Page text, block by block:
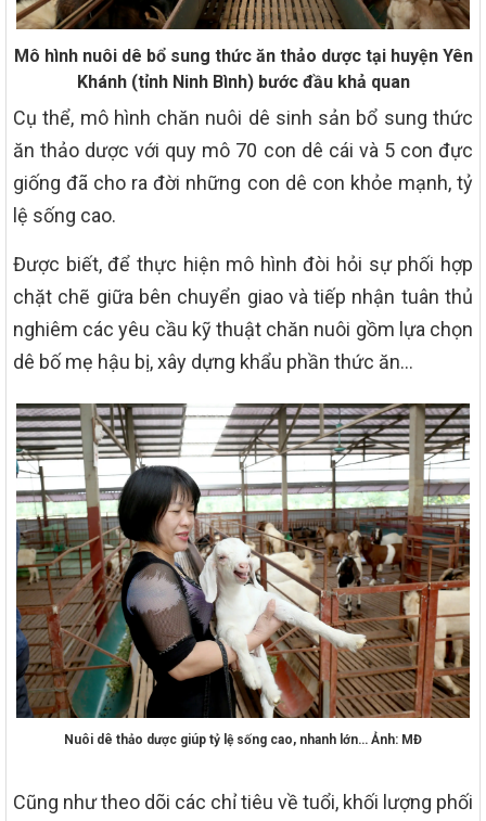
Mô hình nuôi dê bổ sung thức ăn thảo dược tại huyện Yên
Khánh (tỉnh Ninh Bình) bước đầu khả quan
Cụ thể, mô hình chăn nuôi dê sinh sản bổ sung thức
ăn thảo dược với quy mô 70 con dê cái và 5 con đực
giống đã cho ra đời những con dê con khỏe mạnh, tỷ
lệ sống cao.
Được biết, để thực hiện mô hình đòi hỏi sự phối hợp
chặt chẽ giữa bên chuyển giao và tiếp nhận tuân thủ
nghiêm các yêu cầu kỹ thuật chăn nuôi gồm lựa chọn
dê bố mẹ hậu bị, xây dựng khẩu phần thức ăn…
Nuôi dê thảo dược giúp tỷ lệ sống cao, nhanh lớn… Ảnh: MĐ
Cũng như theo dõi các chỉ tiêu về tuổi, khối lượng phối